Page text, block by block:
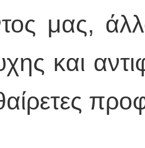
μας,
και